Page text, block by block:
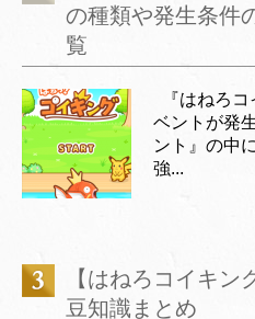
の種類や発生条件
覧
『はねろコ
ベントが発
ント』の中
強...
【はねろコイキン
豆知識まとめ